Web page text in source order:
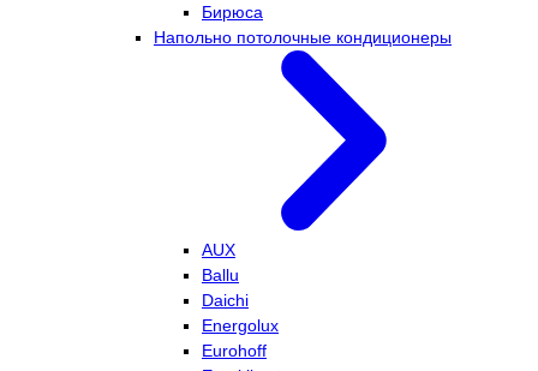
Бирюса
Напольно потолочные кондиционеры
AUX
Ballu
Daichi
Energolux
Eurohoff